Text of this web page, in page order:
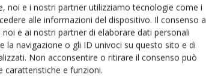
noi e i nostri partner utilizziamo tecnologie come i
alle informazioni del dispositivo. Il consenso a
e ai nostri partner di elaborare dati personali
navigazione o gli ID univoci su questo sito e di
Non acconsentire o ritirare il consenso può
caratteristiche e funzioni.
vantaggi offerti dagli ibridi
600. Ad esso si affianca oggi
nelle diverse condizioni di
di produrre al top degli standard